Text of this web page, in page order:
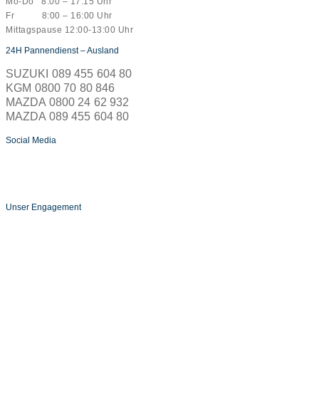
Fr 8:00 – 16:00 Uhr
Mittagspause 12:00-13:00 Uhr
24H Pannendienst – Ausland
SUZUKI 089 455 604 80
KGM 0800 70 80 846
MAZDA 0800 24 62 932
MAZDA 089 455 604 80
Social Media
Unser Engagement